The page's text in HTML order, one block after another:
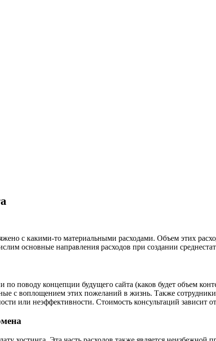
с какими-то материальными расходами. Объем этих
основные направления расходов при создании
по поводу концепции будущего сайта (каков будет объем
с воплощением этих пожеланий в жизнь. Также
или неэффективности. Стоимость консультаций зависит